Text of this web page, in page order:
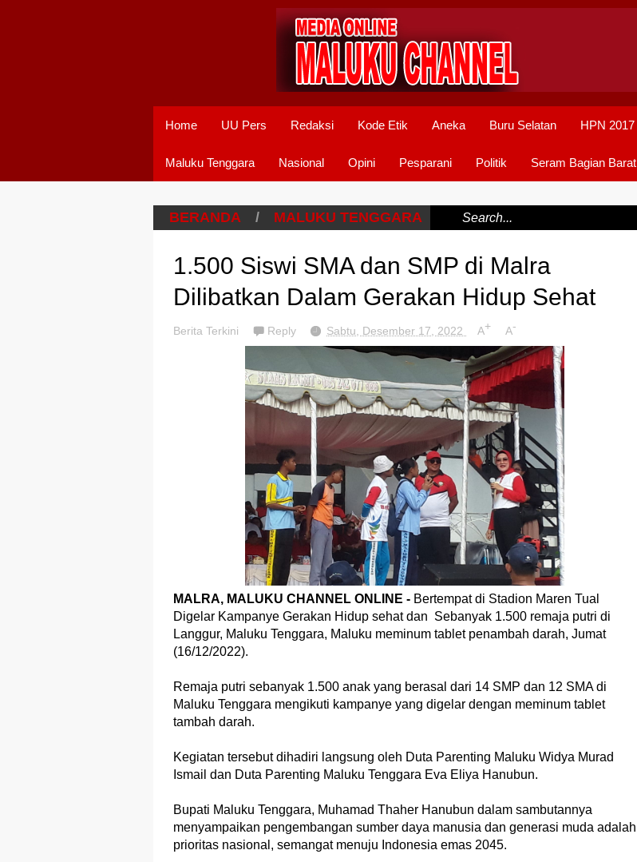
Home UU Pers Redaksi Kode Etik Aneka Buru Selatan HPN 2017
Maluku Tenggara Nasional Opini Pesparani Politik Seram Bagian Barat
BERANDA / MALUKU TENGGARA
1.500 Siswi SMA dan SMP di Malra
Dilibatkan Dalam Gerakan Hidup Sehat
Berita Terkini Reply Sabtu, Desember 17, 2022 A+ A-
MALRA, MALUKU CHANNEL ONLINE - Bertempat di Stadion Maren Tual
Digelar Kampanye Gerakan Hidup sehat dan Sebanyak 1.500 remaja putri di
Langgur, Maluku Tenggara, Maluku meminum tablet penambah darah, Jumat
(16/12/2022).
Remaja putri sebanyak 1.500 anak yang berasal dari 14 SMP dan 12 SMA di
Maluku Tenggara mengikuti kampanye yang digelar dengan meminum tablet
tambah darah.
Kegiatan tersebut dihadiri langsung oleh Duta Parenting Maluku Widya Murad
Ismail dan Duta Parenting Maluku Tenggara Eva Eliya Hanubun.
Bupati Maluku Tenggara, Muhamad Thaher Hanubun dalam sambutannya
menyampaikan pengembangan sumber daya manusia dan generasi muda adalah
prioritas nasional, semangat menuju Indonesia emas 2045.